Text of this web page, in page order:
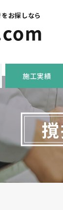
お探しなら
施工実績